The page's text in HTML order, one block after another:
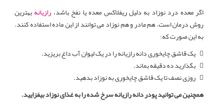
اگر معده درد نوزاد به دلیل ریفلاکس معده یا نفخ باشد، رازیانهبهترین
روش درمان است. هم مادر و هم نوزاد می توانند از این ماده استفاده کنند.
به این صورت که:
 یک قاشق چایخوری دانه رازیانه را در یک لیوان آب داغ بریزید.
 بگذارید ده دقیقه بماند.
 روزی نصف تا یک قاشق چایخوری به نوزاد بدهید.
همچنین می توانید پودر دانه رازیانه سرخ شده را به غذای نوزاد بیفزایید.